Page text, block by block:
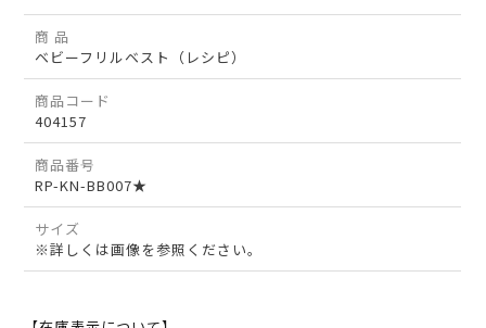
商 品
ベビーフリルベスト（レシピ）
商品コード
404157
商品番号
RP-KN-BB007★
サイズ
※詳しくは画像を参照ください。